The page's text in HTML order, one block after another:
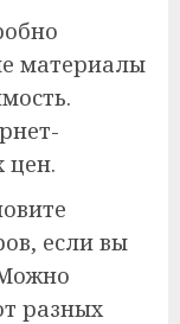
материалы
цен.
если вы
разных